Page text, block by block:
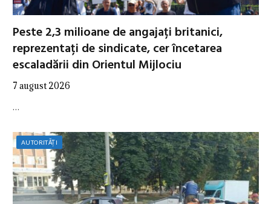
Peste 2,3 milioane de angajați britanici,
reprezentați de sindicate, cer încetarea
escaladării din Orientul Mijlociu
7 august 2026
…
AUTORITĂȚI